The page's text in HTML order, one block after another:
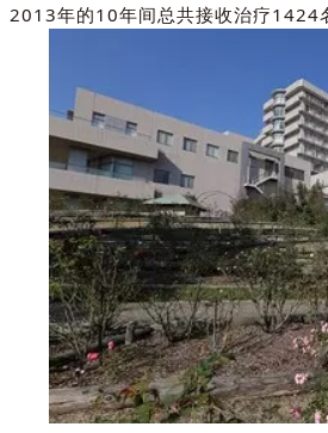
2013年的10年间总共接收治疗1424